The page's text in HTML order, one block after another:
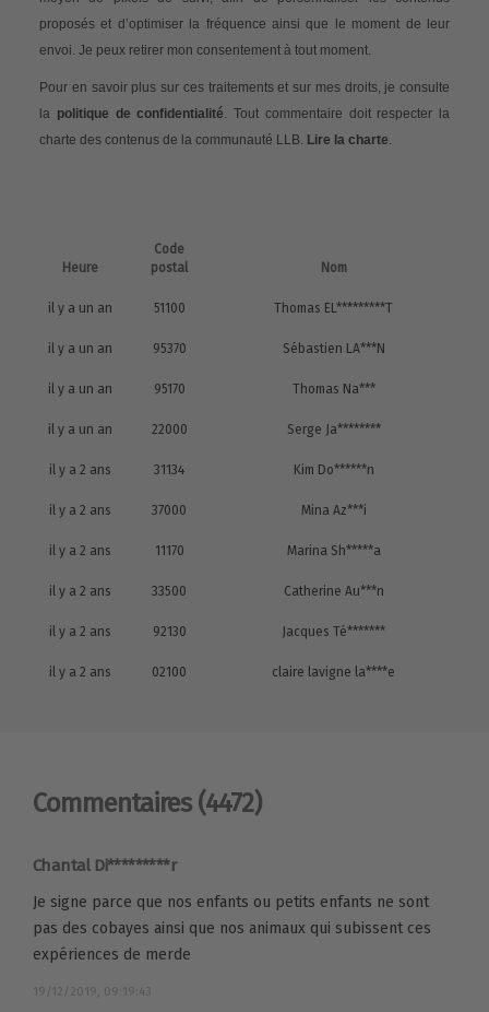
proposés et d’optimiser la fréquence ainsi que le moment de leur
envoi. Je peux retirer mon consentement à tout moment.
Pour en savoir plus sur ces traitements et sur mes droits, je consulte
la politique de confidentialité. Tout commentaire doit respecter la
charte des contenus de la communauté LLB. Lire la charte.
Heure
Code
postal
Nom
il y a un an 51100 Thomas EL*********T
il y a un an 95370 Sébastien LA***N
il y a un an 95170 Thomas Na***
il y a un an 22000 Serge Ja********
il y a 2 ans 31134 Kim Do******n
il y a 2 ans 37000 Mina Az***i
il y a 2 ans 11170 Marina Sh*****a
il y a 2 ans 33500 Catherine Au***n
il y a 2 ans 92130 Jacques Té*******
il y a 2 ans 02100 claire lavigne la****e
Commentaires (4472)
Chantal Di*********r
Je signe parce que nos enfants ou petits enfants ne sont
pas des cobayes ainsi que nos animaux qui subissent ces
expériences de merde
19/12/2019, 09:19:43